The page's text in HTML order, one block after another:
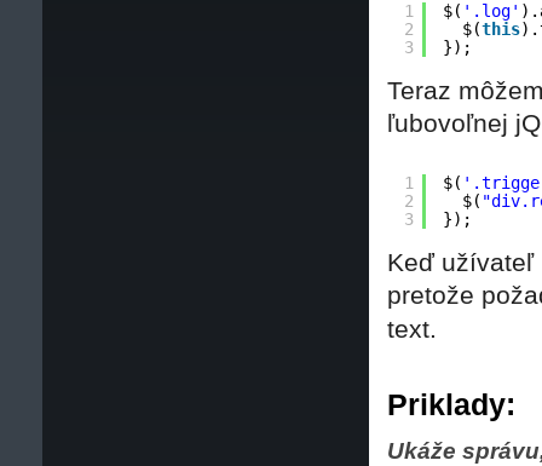
1
2
3
$( '.log'
$(this
});
Teraz
ľubovoľnej
1
2
3
$(
$(
});
Keď užívateľ
pretože
text.
Priklady:
Ukáže